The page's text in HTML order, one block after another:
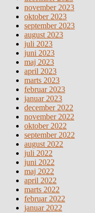
november 2023
oktober 2023
september 2023
august 2023
juli 2023
juni 2023
maj 2023
april 2023
marts 2023
februar 2023
januar 2023
december 2022
november 2022
oktober 2022
september 2022
august 2022
juli 2022
juni 2022
maj 2022
april 2022
marts 2022
februar 2022
januar 2022